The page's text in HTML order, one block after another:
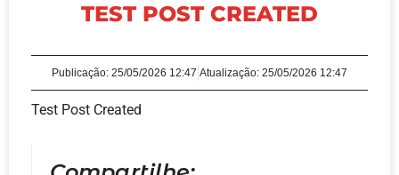
TEST POST CREATED
Publicação: 25/05/2026 12:47 Atualização: 25/05/2026 12:47
Test Post Created